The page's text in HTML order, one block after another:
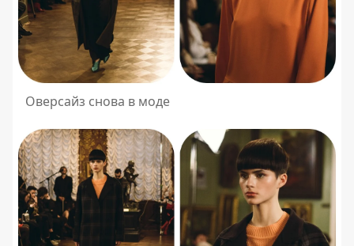
Оверсайз снова в моде